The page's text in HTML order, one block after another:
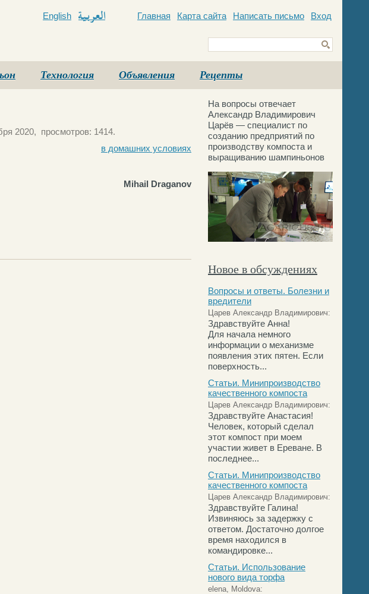
English
Главная Карта сайта Написать письмо Вход
Технология Объявления Рецепты
2020, просмотров: 1414.
в домашних условиях
Mihail Draganov
На вопросы отвечает
Александр Владимирович
Царёв — специалист по
созданию предприятий по
производству компоста и
выращиванию шампиньонов
Новое в обсуждениях
Вопросы и ответы. Болезни и
вредители
Царев Александр Владимирович:
Здравствуйте Анна!
Для начала немного
информации о механизме
появления этих пятен. Если
поверхность...
Статьи. Минипроизводство
качественного компоста
Царев Александр Владимирович:
Здравствуйте Анастасия!
Человек, который сделал
этот компост при моем
участии живет в Ереване. В
последнее...
Статьи. Минипроизводство
качественного компоста
Царев Александр Владимирович:
Здравствуйте Галина!
Извиняюсь за задержку с
ответом. Достаточно долгое
время находился в
командировке...
Статьи. Использование
нового вида торфа
elena, Moldova: